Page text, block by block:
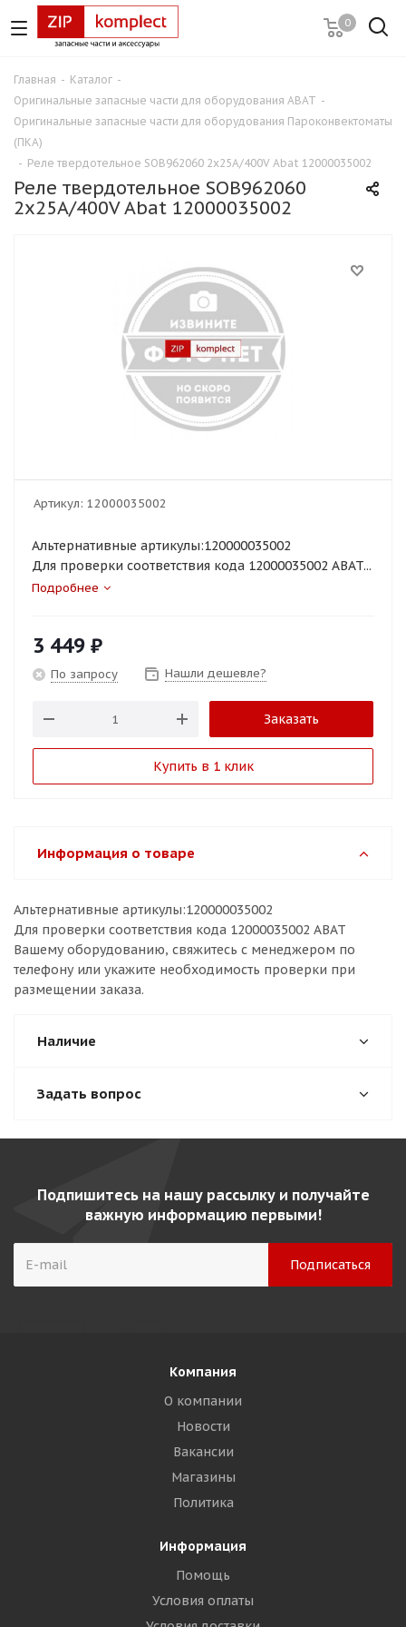
0
Главная - Каталог -
Оригинальные запасные части для оборудования ABAT -
Оригинальные запасные части для оборудования Пароконвектоматы
(ПКА)
- Реле твердотельное SOB962060 2х25А/400V Abat 12000035002
Реле твердотельное SOB962060
2х25А/400V Abat 12000035002
Артикул: 12000035002
Альтернативные артикулы:120000035002
Для проверки соответствия кода 12000035002 ABAT...
Подробнее
3 449 ₽
По запросу Нашли дешевле?
Заказать
Купить в 1 клик
Информация о товаре
Альтернативные артикулы:120000035002
Для проверки соответствия кода 12000035002 ABAT
Вашему оборудованию, свяжитесь с менеджером по
телефону или укажите необходимость проверки при
размещении заказа.
Наличие
Задать вопрос
Подпишитесь на нашу рассылку и получайте
важную информацию первыми!
Компания
О компании
Новости
Вакансии
Магазины
Политика
Информация
Помощь
Условия оплаты